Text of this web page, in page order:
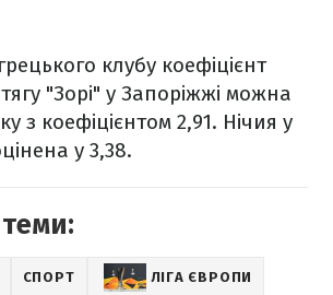
клубу коефіцієнт
"Зорі" у Запоріжжі можна
з коефіцієнтом 2,91. Нічия у
у 3,38.
СПОРТ ЛІГА ЄВРОПИ